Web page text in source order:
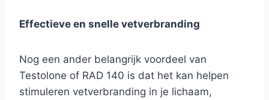
Effectieve en snelle vetverbranding
Nog een ander belangrijk voordeel van
Testolone of RAD 140 is dat het kan helpen
stimuleren vetverbranding in je lichaam,